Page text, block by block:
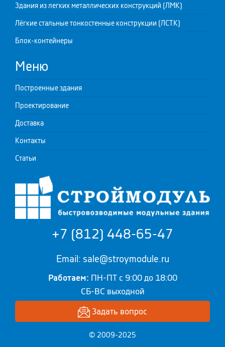
Здания из легких металлических конструкций (ЛМК)
Лёгкие стальные тонкостенные конструкции (ЛСТК)
Блок-контейнеры
Меню
Построенные здания
Проектирование
Доставка
Контакты
Статьи
+7 (812) 448-65-47
Email: sale@stroymodule.ru
Работаем: ПН-ПТ с 9:00 до 18:00
СБ-ВС выходной
Задать вопрос
© 2009-2025